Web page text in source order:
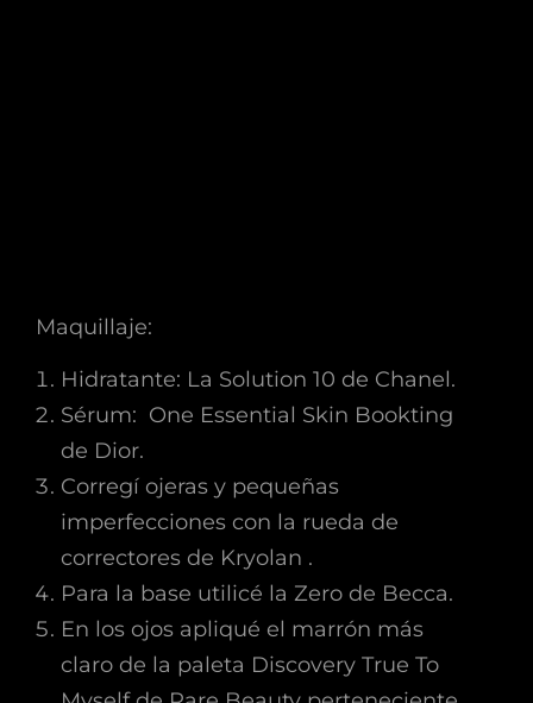
Maquillaje:
Hidratante: La Solution 10 de Chanel.
Sérum: One Essential Skin Bookting
de Dior.
Corregí ojeras y pequeñas
imperfecciones con la rueda de
correctores de Kryolan .
Para la base utilicé la Zero de Becca.
En los ojos apliqué el marrón más
claro de la paleta Discovery True To